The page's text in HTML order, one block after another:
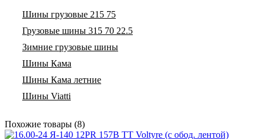
Шины грузовые 215 75
Грузовые шины 315 70 22.5
Зимние грузовые шины
Шины Кама
Шины Кама летние
Шины Viatti
Похожие товары (8)